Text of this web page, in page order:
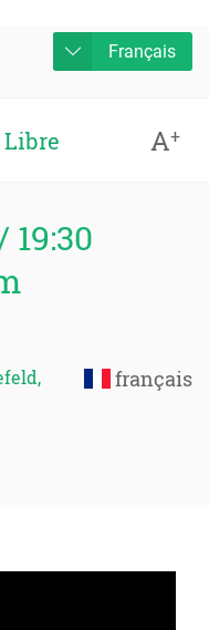
Français
A+
19:30
français